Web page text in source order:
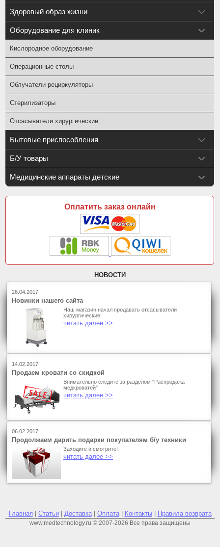
Здоровый образ жизни
Оборудование для клиник
Кислородное оборудование
Операционные столы
Облучатели рециркуляторы
Стерилизаторы
Отсасыватели хирургические
Бытовые приспособления
Б/У товары
Медицинские аппараты детские
Оплатить заказ онлайн
НОВОСТИ
26.04.2017
Новинки нашего сайта
Наш магазин начал продавать отсасыватели
хирургические
читать далее >>
14.02.2017
Продаем кровати со скидкой
Внимательно следите за разделом "Распродажа
медкроватей"
читать далее >>
06.02.2017
Продолжаем дарить подарки покупателям б/у техники
Заходите и смотрите!
читать далее >>
Главная | Статьи| Доставка| Оплата| Контакты| Правила возврата
www.medtechnology.ru © 2007-2026 Все права защищены